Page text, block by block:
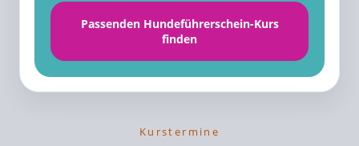
Passenden Hundeführerschein-Kurs
finden
Kurstermine